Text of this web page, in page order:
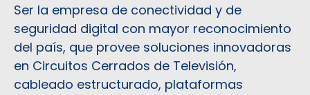
Ser la empresa de conectividad y de
seguridad digital con mayor reconocimiento
del país, que provee soluciones innovadoras
en Circuitos Cerrados de Televisión,
cableado estructurado, plataformas